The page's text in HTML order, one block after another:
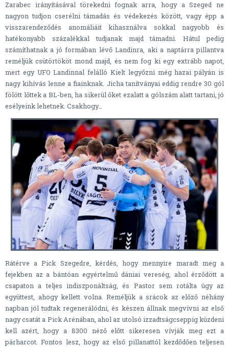
Zarabec irányításával törekedni fognak arra, hogy a Szeged ne
nagyon tudjon cserélni támadás és védekezés között, vagy épp a
visszarendeződés anomáliáit kihasználva sokkal nagyobb és
hatékonyabb százalékkal tudjanak majd támadni. Hátul pedig
számíthatnak a jó formában lévő Landinra, aki a naptárra pillantva
reméljük csütörtököt mond majd, és nem fog ki egy extrább napot,
mert egy UFO Landinnal felálló Kielt legyőzni még hazai pályán is
nagy kihívás lenne a fiainknak. Jicha tanítványai eddig rendre 30 gól
fölött lőttek a BL-ben, ha sikerül őket ezalatt a gólszám alatt tartani, jó
esélyeink lehetnek. Csakhogy…
Rátérve a Pick Szegedre, kérdés, hogy mennyire maradt meg a
fejekben az a bántóan egyértelmű dániai vereség, ahol érződött a
csapaton a teljes indiszponáltság, és Pastor sem rotálta úgy az
együttest, ahogy kellett volna. Reméljük a srácok az előző néhány
napban jól tudtak regenerálódni, és készen állnak megvívni az első
nagy csatát a Pick Arénában, ahol az utolsó izzadtságcseppig küzdeni
kell azért, hogy a 8300 néző előtt sikeresen vívják meg ezt a
párharcot. Fontos lesz, hogy az első pillanattól kezdődően teljesen